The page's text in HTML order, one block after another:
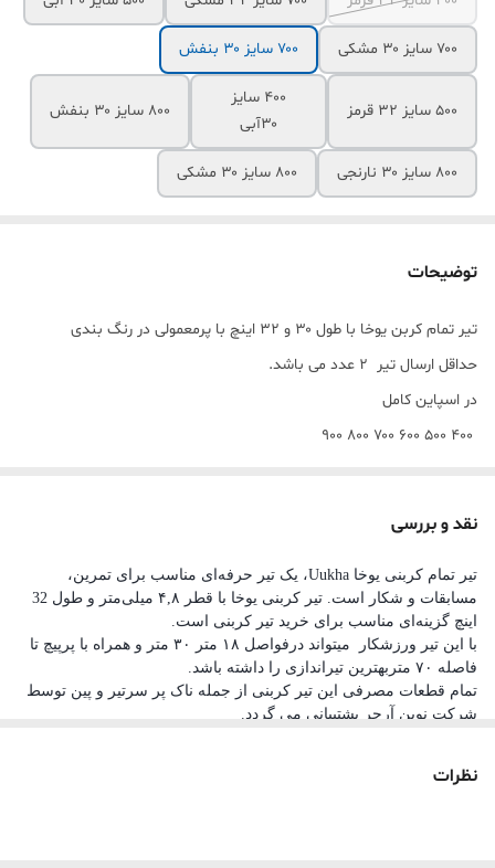
۷۰۰ سایز ۳۰ مشکی ۷۰۰ سایز ۳۰ بنفش
۵۰۰ سایز ۳۲ قرمز
۴۰۰ سایز
۳۰آبی
۸۰۰ سایز ۳۰ بنفش
۸۰۰ سایز ۳۰ نارنجی ۸۰۰ سایز ۳۰ مشکی
توضیحات
تیر تمام کربن یوخا با طول ۳۰ و ۳۲ اینچ با پرمعمولی در رنگ بندی
حداقل ارسال تیر 2 عدد می باشد.
در اسپاین کامل
، اسپاین ۵۰۰ و ۶۰۰ و ۷۰۰ سایز ۱۰۰ گرین
و اسپاین ۸۰۰ و۹۰۰ سایز ۸۰ گرین می باشد.
پر خروسی تمام اسپاینها رنگ سفید .
موجودی اسپاین های مختلف شامل رنگهای قرمز .آبی و سبز و مشکی و
بنفش بستگی به موجودی .
باشگاههای حرفه ای کشور در اسپاین مختلف استفاده میشود.
نقد و بررسی
تیر تمام کربنی یوخا Uukha، یک تیر حرفه‌ای مناسب برای تمرین،
مسابقات و شکار است. تیر کربنی یوخا با قطر ۴,۸ میلی‌متر و طول 32
اینچ گزینه‌ای مناسب برای خرید تیر کربنی است.
با این تیر ورزشکار میتواند درفواصل ۱۸ متر ۳۰ متر و همراه با پرپیچ تا
فاصله ۷۰ متربهترین تیراندازی را داشته باشد.
تمام قطعات مصرفی این تیر کربنی از جمله ناک پر سرتیر و پین توسط
شرکت نوین آرچر پشتیبانی می گردد‌.
نظرات